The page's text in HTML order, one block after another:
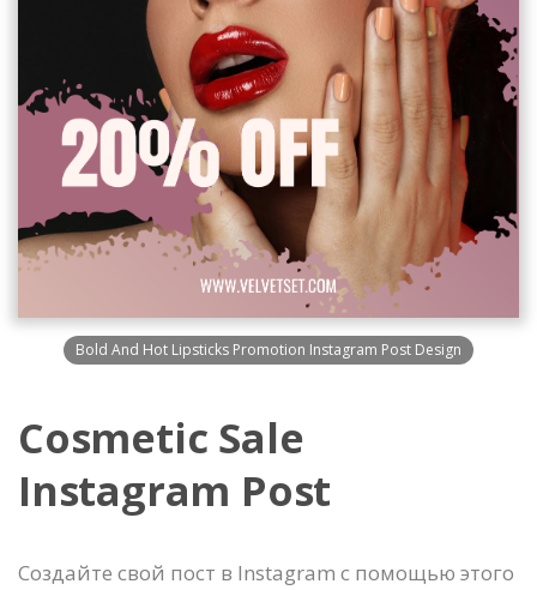
Bold And Hot Lipsticks Promotion Instagram Post Design
Cosmetic Sale
Instagram Post
Создайте свой пост в Instagram с помощью этого